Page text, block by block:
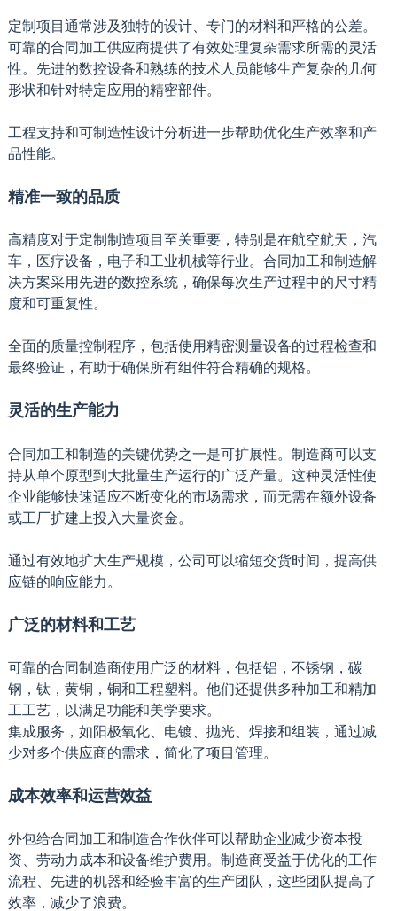
定制项目通常涉及独特的设计、专门的材料和严格的公差。
可靠的合同加工供应商提供了有效处理复杂需求所需的灵活
性。先进的数控设备和熟练的技术人员能够生产复杂的几何
形状和针对特定应用的精密部件。
工程支持和可制造性设计分析进一步帮助优化生产效率和产
品性能。
精准一致的品质
高精度对于定制制造项目至关重要，特别是在航空航天，汽
车，医疗设备，电子和工业机械等行业。合同加工和制造解
决方案采用先进的数控系统，确保每次生产过程中的尺寸精
度和可重复性。
全面的质量控制程序，包括使用精密测量设备的过程检查和
最终验证，有助于确保所有组件符合精确的规格。
灵活的生产能力
合同加工和制造的关键优势之一是可扩展性。制造商可以支
持从单个原型到大批量生产运行的广泛产量。这种灵活性使
企业能够快速适应不断变化的市场需求，而无需在额外设备
或工厂扩建上投入大量资金。
通过有效地扩大生产规模，公司可以缩短交货时间，提高供
应链的响应能力。
广泛的材料和工艺
可靠的合同制造商使用广泛的材料，包括铝，不锈钢，碳
钢，钛，黄铜，铜和工程塑料。他们还提供多种加工和精加
工工艺，以满足功能和美学要求。
集成服务，如阳极氧化、电镀、抛光、焊接和组装，通过减
少对多个供应商的需求，简化了项目管理。
成本效率和运营效益
外包给合同加工和制造合作伙伴可以帮助企业减少资本投
资、劳动力成本和设备维护费用。制造商受益于优化的工作
流程、先进的机器和经验丰富的生产团队，这些团队提高了
效率，减少了浪费。